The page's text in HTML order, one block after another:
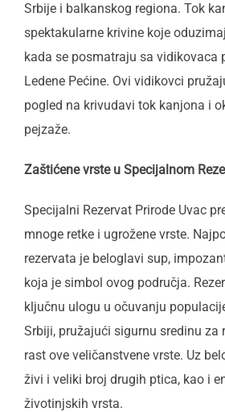
Srbije i balkanskog regiona. Tok
spektakularne krivine koje
kada se posmatraju sa vidikovaca
Ledene Pećine. Ovi vidikovci
pogled na krivudavi tok kanjona i
pejzaže.
Zaštićene vrste u Specijalnom
Specijalni Rezervat Prirode Uvac
mnoge retke i ugrožene vrste.
rezervata je beloglavi sup,
koja je simbol ovog područja.
ključnu ulogu u očuvanju
Srbiji, pružajući sigurnu sredinu za
rast ove veličanstvene vrste. Uz
živi i veliki broj drugih ptica, kao i
životinjskih vrsta.